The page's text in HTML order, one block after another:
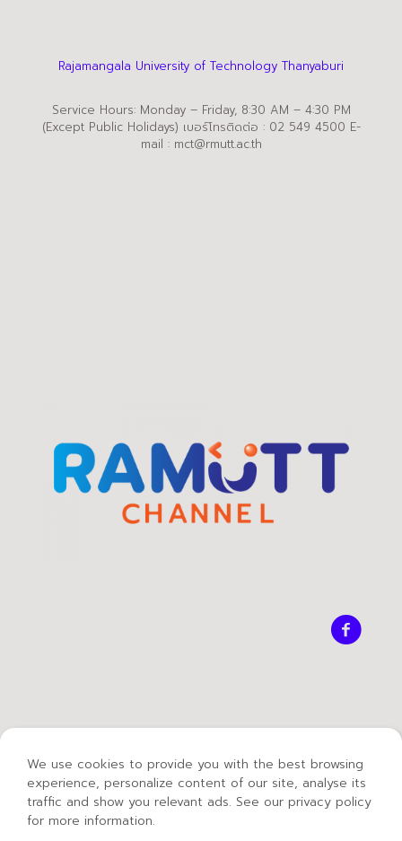
Rajamangala University of Technology Thanyaburi
Service Hours: Monday – Friday, 8:30 AM – 4:30 PM
(Except Public Holidays) เบอร์โทรติดต่อ : 02 549 4500 E-
mail : mct@rmutt.ac.th
We use cookies to provide you with the best browsing
experience, personalize content of our site, analyse its
traffic and show you relevant ads. See our privacy policy
for more information.